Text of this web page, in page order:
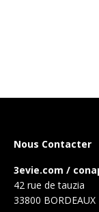
Nous Contacter
3evie.com /
42 rue de tauzia
33800 BORDEAUX